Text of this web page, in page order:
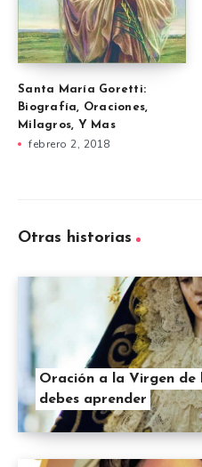
Santa María Goretti:
Biografía, Oraciones,
Milagros, Y Mas
febrero 2, 2018
Otras historias
Oración a la Virgen de
debes aprender